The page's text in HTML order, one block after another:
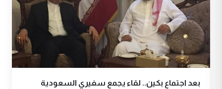
بعد اجتماع بكين.. لقاء يجمع سفيري السعودية